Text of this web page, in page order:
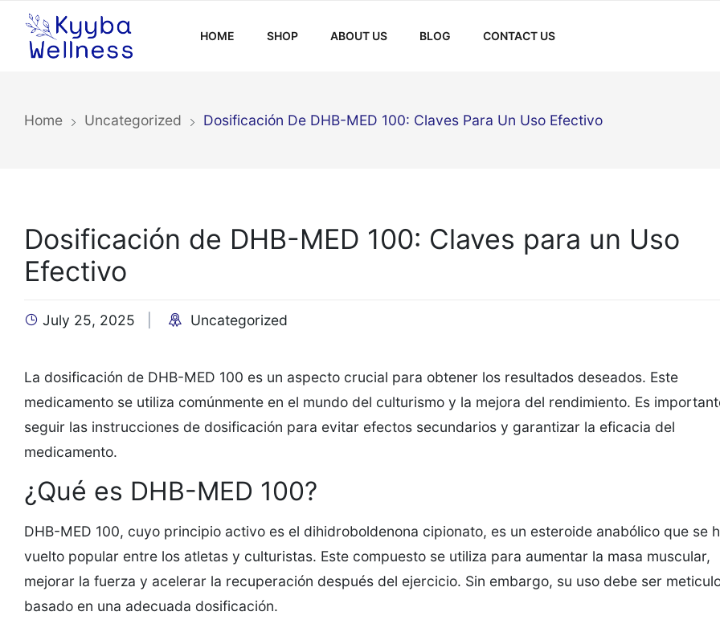
HOME SHOP ABOUT US BLOG CONTACT US
Home Uncategorized Dosificación De DHB-MED 100: Claves Para Un Uso Efectivo
Dosificación de DHB-MED 100: Claves para un Uso
Efectivo
July 25, 2025 Uncategorized
La dosificación de DHB-MED 100 es un aspecto crucial para obtener los resultados deseados. Este
medicamento se utiliza comúnmente en el mundo del culturismo y la mejora del rendimiento. Es
seguir las instrucciones de dosificación para evitar efectos secundarios y garantizar la eficacia del
medicamento.
¿Qué es DHB-MED 100?
DHB-MED 100, cuyo principio activo es el dihidroboldenona cipionato, es un esteroide anabólico que se
vuelto popular entre los atletas y culturistas. Este compuesto se utiliza para aumentar la masa muscular,
mejorar la fuerza y acelerar la recuperación después del ejercicio. Sin embargo, su uso debe ser
basado en una adecuada dosificación.